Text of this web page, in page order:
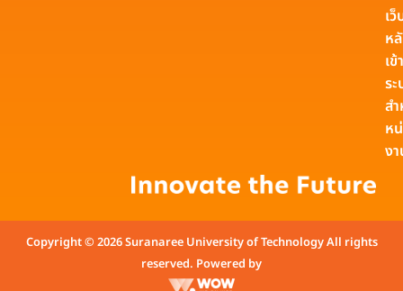
เ
ห
เข้
ร
ส
ห
ง
Copyright © 2026 Suranaree University of Technology All rights
reserved. Powered by